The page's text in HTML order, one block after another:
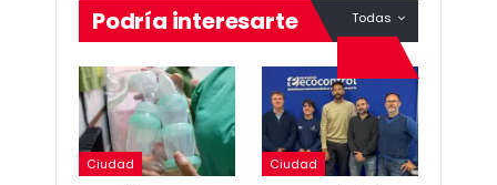
Todas
Podría interesarte
Ciudad Ciudad